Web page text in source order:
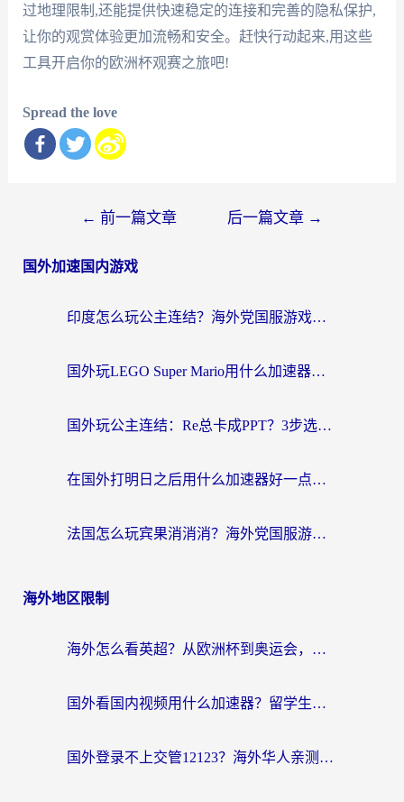
过地理限制,还能提供快速稳定的连接和完善的隐私保护,
让你的观赏体验更加流畅和安全。赶快行动起来,用这些
工具开启你的欧洲杯观赛之旅吧!
Spread the love
导
← 前一篇文章 后一篇文章 →
国外加速国内游戏
印度怎么玩公主连结？海外党国服游戏加速终极指南（附仙境传说RO重生细胞优化技巧）
国外玩LEGO Super Mario用什么加速器？2026海外玩家亲测有效指南
国外玩公主连结：Re总卡成PPT？3步选对加速器，畅玩国服无压力
在国外打明日之后用什么加速器好一点？海外玩家亲测有效的国服游戏加速指南
法国怎么玩宾果消消消？海外党国服游戏加速器终极指南（附漫威召唤与合成解决办法）
海外地区限制
海外怎么看英超？从欧洲杯到奥运会，一份让你不卡壳的中文解说观看指南
国外看国内视频用什么加速器？留学生和海外华人的实用指南
国外登录不上交管12123？海外华人亲测有效的回国加速器选择指南